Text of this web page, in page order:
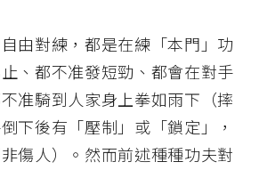
由對練，都是在練「本門」功
、都不准發短勁、都會在對手
准騎到人家身上拳如雨下（摔
下後有「壓制」或「鎖定」，
傷人）。然而前述種種功夫對